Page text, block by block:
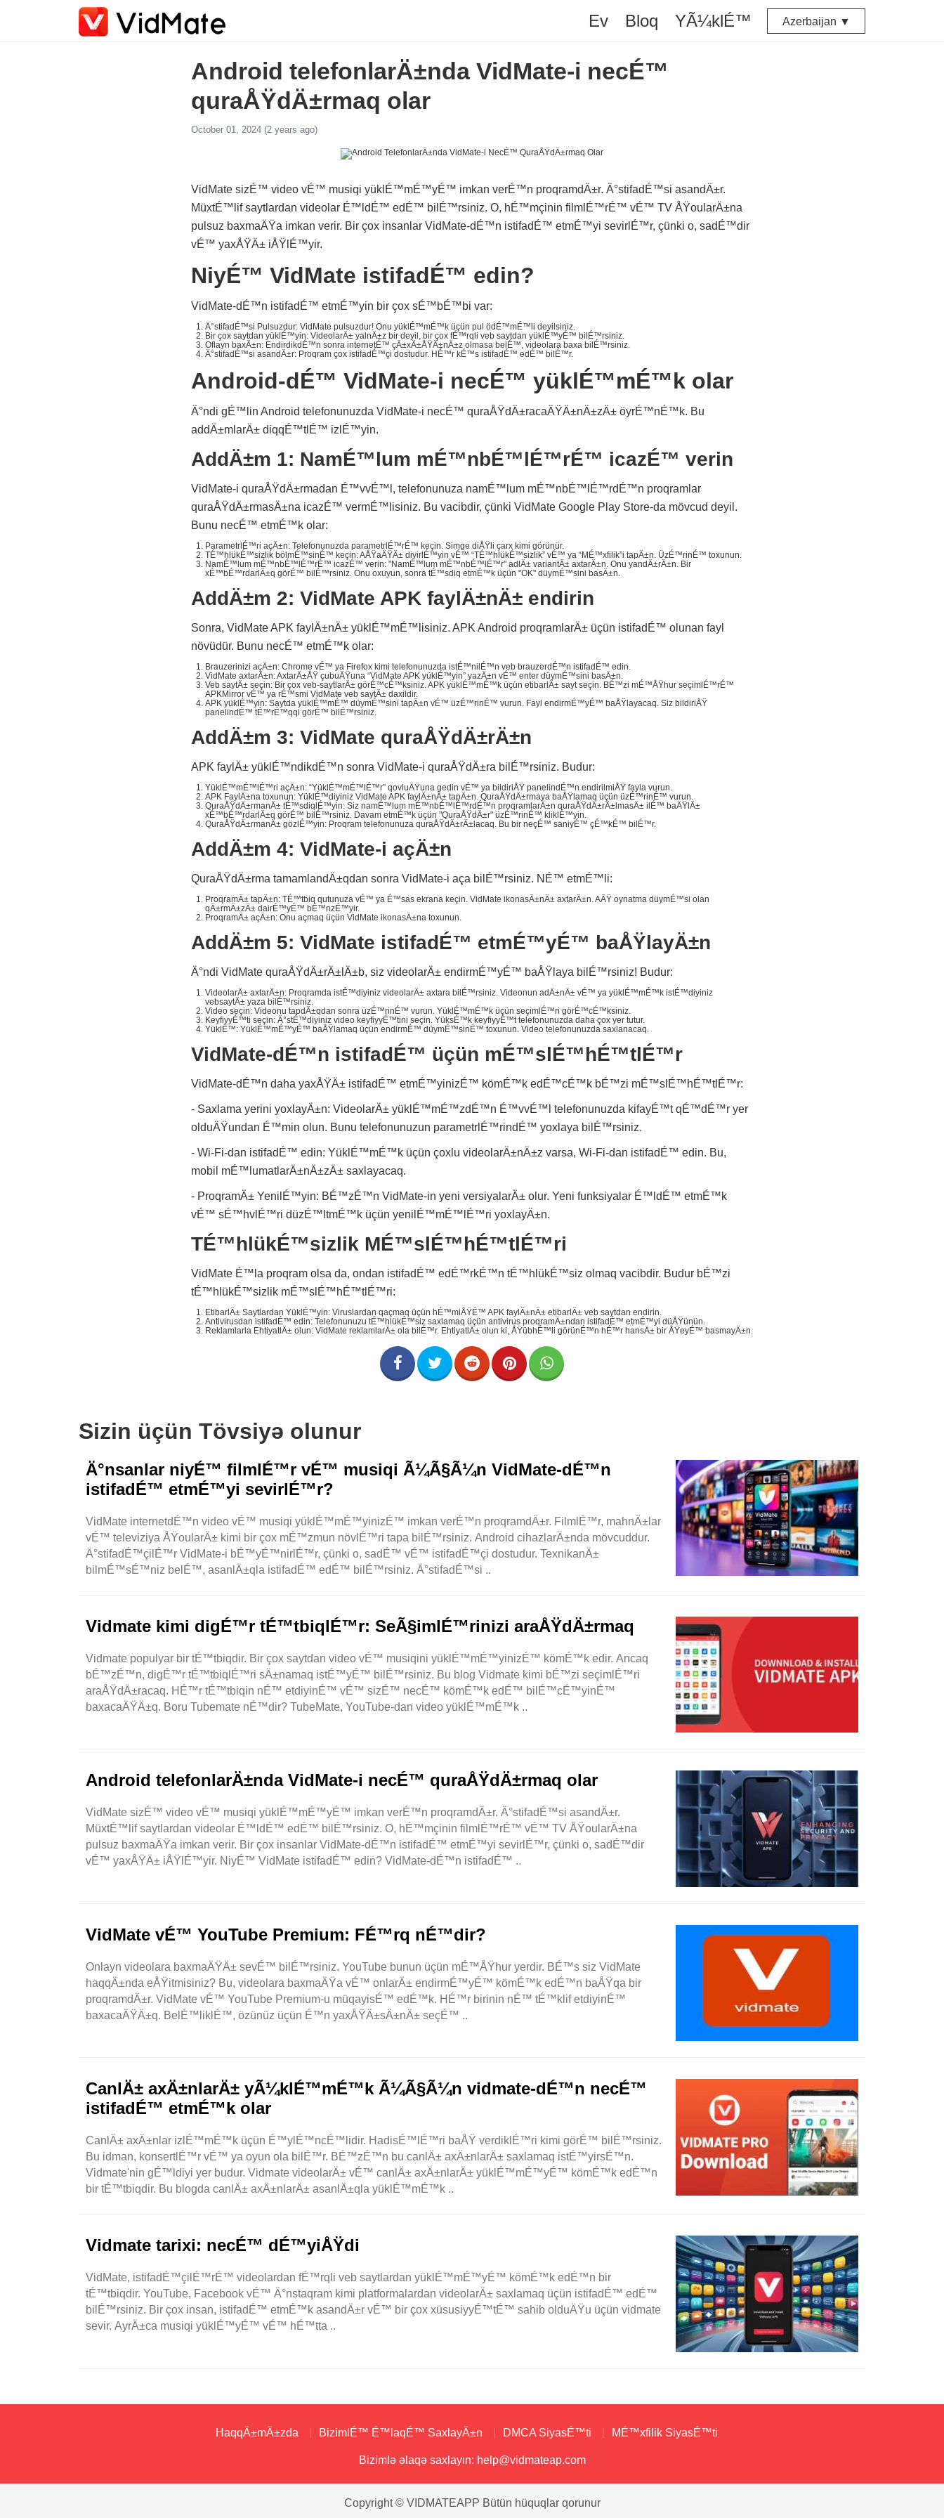
Ev Bloq YÃ¼klÉ™ Azerbaijan ▼
Android telefonlarÄ±nda VidMate-i necÉ™
quraÅŸdÄ±rmaq olar
October 01, 2024 (2 years ago)
VidMate sizÉ™ video vÉ™ musiqi yüklÉ™mÉ™yÉ™ imkan verÉ™n proqramdÄ±r. Ä°stifadÉ™si asandÄ±r.
MüxtÉ™lif saytlardan videolar É™ldÉ™ edÉ™ bilÉ™rsiniz. O, hÉ™mçinin filmlÉ™rÉ™ vÉ™ TV ÅŸoularÄ±na
pulsuz baxmaÄŸa imkan verir. Bir çox insanlar VidMate-dÉ™n istifadÉ™ etmÉ™yi sevirlÉ™r, çünki o, sadÉ™dir
vÉ™ yaxÅŸÄ± iÅŸlÉ™yir.
NiyÉ™ VidMate istifadÉ™ edin?
VidMate-dÉ™n istifadÉ™ etmÉ™yin bir çox sÉ™bÉ™bi var:
Ä°stifadÉ™si Pulsuzdur: VidMate pulsuzdur! Onu yüklÉ™mÉ™k üçün pul ödÉ™mÉ™li deyilsiniz.
Bir çox saytdan yüklÉ™yin: VideolarÄ± yalnÄ±z bir deyil, bir çox fÉ™rqli veb saytdan yüklÉ™yÉ™ bilÉ™rsiniz.
Oflayn baxÄ±n: EndirdikdÉ™n sonra internetÉ™ çÄ±xÄ±ÅŸÄ±nÄ±z olmasa belÉ™, videolara baxa bilÉ™rsiniz.
Ä°stifadÉ™si asandÄ±r: Proqram çox istifadÉ™çi dostudur. HÉ™r kÉ™s istifadÉ™ edÉ™ bilÉ™r.
Android-dÉ™ VidMate-i necÉ™ yüklÉ™mÉ™k olar
Ä°ndi gÉ™lin Android telefonunuzda VidMate-i necÉ™ quraÅŸdÄ±racaÄŸÄ±nÄ±zÄ± öyrÉ™nÉ™k. Bu
addÄ±mlarÄ± diqqÉ™tlÉ™ izlÉ™yin.
AddÄ±m 1: NamÉ™lum mÉ™nbÉ™lÉ™rÉ™ icazÉ™ verin
VidMate-i quraÅŸdÄ±rmadan É™vvÉ™l, telefonunuza namÉ™lum mÉ™nbÉ™lÉ™rdÉ™n proqramlar
quraÅŸdÄ±rmasÄ±na icazÉ™ vermÉ™lisiniz. Bu vacibdir, çünki VidMate Google Play Store-da mövcud deyil.
Bunu necÉ™ etmÉ™k olar:
ParametrlÉ™ri açÄ±n: Telefonunuzda parametrlÉ™rÉ™ keçin. Simge diÅŸli çarx kimi görünür.
TÉ™hlükÉ™sizlik bölmÉ™sinÉ™ keçin: AÅŸaÄŸÄ± diyirlÉ™yin vÉ™ “TÉ™hlükÉ™sizlik” vÉ™ ya “MÉ™xfilik”i tapÄ±n. ÜzÉ™rinÉ™ toxunun.
NamÉ™lum mÉ™nbÉ™lÉ™rÉ™ icazÉ™ verin: "NamÉ™lum mÉ™nbÉ™lÉ™r" adlÄ± variantÄ± axtarÄ±n. Onu yandÄ±rÄ±n. Bir
xÉ™bÉ™rdarlÄ±q görÉ™ bilÉ™rsiniz. Onu oxuyun, sonra tÉ™sdiq etmÉ™k üçün "OK" düymÉ™sini basÄ±n.
AddÄ±m 2: VidMate APK faylÄ±nÄ± endirin
Sonra, VidMate APK faylÄ±nÄ± yüklÉ™mÉ™lisiniz. APK Android proqramlarÄ± üçün istifadÉ™ olunan fayl
növüdür. Bunu necÉ™ etmÉ™k olar:
Brauzerinizi açÄ±n: Chrome vÉ™ ya Firefox kimi telefonunuzda istÉ™nilÉ™n veb brauzerdÉ™n istifadÉ™ edin.
VidMate axtarÄ±n: AxtarÄ±ÅŸ çubuÄŸuna “VidMate APK yüklÉ™yin” yazÄ±n vÉ™ enter düymÉ™sini basÄ±n.
Veb saytÄ± seçin: Bir çox veb-saytlarÄ± görÉ™cÉ™ksiniz. APK yüklÉ™mÉ™k üçün etibarlÄ± sayt seçin. BÉ™zi mÉ™ÅŸhur seçimlÉ™rÉ™
APKMirror vÉ™ ya rÉ™smi VidMate veb saytÄ± daxildir.
APK yüklÉ™yin: Saytda yüklÉ™mÉ™ düymÉ™sini tapÄ±n vÉ™ üzÉ™rinÉ™ vurun. Fayl endirmÉ™yÉ™ baÅŸlayacaq. Siz bildiriÅŸ
panelindÉ™ tÉ™rÉ™qqi görÉ™ bilÉ™rsiniz.
AddÄ±m 3: VidMate quraÅŸdÄ±rÄ±n
APK faylÄ± yüklÉ™ndikdÉ™n sonra VidMate-i quraÅŸdÄ±ra bilÉ™rsiniz. Budur:
YüklÉ™mÉ™lÉ™ri açÄ±n: “YüklÉ™mÉ™lÉ™r” qovluÄŸuna gedin vÉ™ ya bildiriÅŸ panelindÉ™n endirilmiÅŸ fayla vurun.
APK FaylÄ±na toxunun: YüklÉ™diyiniz VidMate APK faylÄ±nÄ± tapÄ±n. QuraÅŸdÄ±rmaya baÅŸlamaq üçün üzÉ™rinÉ™ vurun.
QuraÅŸdÄ±rmanÄ± tÉ™sdiqlÉ™yin: Siz namÉ™lum mÉ™nbÉ™lÉ™rdÉ™n proqramlarÄ±n quraÅŸdÄ±rÄ±lmasÄ± ilÉ™ baÄŸlÄ±
xÉ™bÉ™rdarlÄ±q görÉ™ bilÉ™rsiniz. Davam etmÉ™k üçün "QuraÅŸdÄ±r" üzÉ™rinÉ™ kliklÉ™yin.
QuraÅŸdÄ±rmanÄ± gözlÉ™yin: Proqram telefonunuza quraÅŸdÄ±rÄ±lacaq. Bu bir neçÉ™ saniyÉ™ çÉ™kÉ™ bilÉ™r.
AddÄ±m 4: VidMate-i açÄ±n
QuraÅŸdÄ±rma tamamlandÄ±qdan sonra VidMate-i aça bilÉ™rsiniz. NÉ™ etmÉ™li:
ProqramÄ± tapÄ±n: TÉ™tbiq qutunuza vÉ™ ya É™sas ekrana keçin. VidMate ikonasÄ±nÄ± axtarÄ±n. AÄŸ oynatma düymÉ™si olan
qÄ±rmÄ±zÄ± dairÉ™yÉ™ bÉ™nzÉ™yir.
ProqramÄ± açÄ±n: Onu açmaq üçün VidMate ikonasÄ±na toxunun.
AddÄ±m 5: VidMate istifadÉ™ etmÉ™yÉ™ baÅŸlayÄ±n
Ä°ndi VidMate quraÅŸdÄ±rÄ±lÄ±b, siz videolarÄ± endirmÉ™yÉ™ baÅŸlaya bilÉ™rsiniz! Budur:
VideolarÄ± axtarÄ±n: Proqramda istÉ™diyiniz videolarÄ± axtara bilÉ™rsiniz. Videonun adÄ±nÄ± vÉ™ ya yüklÉ™mÉ™k istÉ™diyiniz
vebsaytÄ± yaza bilÉ™rsiniz.
Video seçin: Videonu tapdÄ±qdan sonra üzÉ™rinÉ™ vurun. YüklÉ™mÉ™k üçün seçimlÉ™ri görÉ™cÉ™ksiniz.
KeyfiyyÉ™ti seçin: Ä°stÉ™diyiniz video keyfiyyÉ™tini seçin. YüksÉ™k keyfiyyÉ™t telefonunuzda daha çox yer tutur.
YüklÉ™: YüklÉ™mÉ™yÉ™ baÅŸlamaq üçün endirmÉ™ düymÉ™sinÉ™ toxunun. Video telefonunuzda saxlanacaq.
VidMate-dÉ™n istifadÉ™ üçün mÉ™slÉ™hÉ™tlÉ™r
VidMate-dÉ™n daha yaxÅŸÄ± istifadÉ™ etmÉ™yinizÉ™ kömÉ™k edÉ™cÉ™k bÉ™zi mÉ™slÉ™hÉ™tlÉ™r:
- Saxlama yerini yoxlayÄ±n: VideolarÄ± yüklÉ™mÉ™zdÉ™n É™vvÉ™l telefonunuzda kifayÉ™t qÉ™dÉ™r yer
olduÄŸundan É™min olun. Bunu telefonunuzun parametrlÉ™rindÉ™ yoxlaya bilÉ™rsiniz.
- Wi-Fi-dan istifadÉ™ edin: YüklÉ™mÉ™k üçün çoxlu videolarÄ±nÄ±z varsa, Wi-Fi-dan istifadÉ™ edin. Bu,
mobil mÉ™lumatlarÄ±nÄ±zÄ± saxlayacaq.
- ProqramÄ± YenilÉ™yin: BÉ™zÉ™n VidMate-in yeni versiyalarÄ± olur. Yeni funksiyalar É™ldÉ™ etmÉ™k
vÉ™ sÉ™hvlÉ™ri düzÉ™ltmÉ™k üçün yenilÉ™mÉ™lÉ™ri yoxlayÄ±n.
TÉ™hlükÉ™sizlik MÉ™slÉ™hÉ™tlÉ™ri
VidMate É™la proqram olsa da, ondan istifadÉ™ edÉ™rkÉ™n tÉ™hlükÉ™siz olmaq vacibdir. Budur bÉ™zi
tÉ™hlükÉ™sizlik mÉ™slÉ™hÉ™tlÉ™ri:
EtibarlÄ± Saytlardan YüklÉ™yin: Viruslardan qaçmaq üçün hÉ™miÅŸÉ™ APK faylÄ±nÄ± etibarlÄ± veb saytdan endirin.
Antivirusdan istifadÉ™ edin: Telefonunuzu tÉ™hlükÉ™siz saxlamaq üçün antivirus proqramÄ±ndan istifadÉ™ etmÉ™yi düÅŸünün.
Reklamlarla EhtiyatlÄ± olun: VidMate reklamlarÄ± ola bilÉ™r. EhtiyatlÄ± olun ki, ÅŸübhÉ™li görünÉ™n hÉ™r hansÄ± bir ÅŸeyÉ™ basmayÄ±n.
Sizin üçün Tövsiyə olunur
Ä°nsanlar niyÉ™ filmlÉ™r vÉ™ musiqi Ã¼Ã§Ã¼n VidMate-dÉ™n
istifadÉ™ etmÉ™yi sevirlÉ™r?
VidMate internetdÉ™n video vÉ™ musiqi yüklÉ™mÉ™yinizÉ™ imkan verÉ™n proqramdÄ±r. FilmlÉ™r, mahnÄ±lar
vÉ™ televiziya ÅŸoularÄ± kimi bir çox mÉ™zmun növlÉ™ri tapa bilÉ™rsiniz. Android cihazlarÄ±nda mövcuddur.
Ä°stifadÉ™çilÉ™r VidMate-i bÉ™yÉ™nirlÉ™r, çünki o, sadÉ™ vÉ™ istifadÉ™çi dostudur. TexnikanÄ±
bilmÉ™sÉ™niz belÉ™, asanlÄ±qla istifadÉ™ edÉ™ bilÉ™rsiniz. Ä°stifadÉ™si ..
Vidmate kimi digÉ™r tÉ™tbiqlÉ™r: SeÃ§imlÉ™rinizi araÅŸdÄ±rmaq
Vidmate populyar bir tÉ™tbiqdir. Bir çox saytdan video vÉ™ musiqini yüklÉ™mÉ™yinizÉ™ kömÉ™k edir. Ancaq
bÉ™zÉ™n, digÉ™r tÉ™tbiqlÉ™ri sÄ±namaq istÉ™yÉ™ bilÉ™rsiniz. Bu blog Vidmate kimi bÉ™zi seçimlÉ™ri
araÅŸdÄ±racaq. HÉ™r tÉ™tbiqin nÉ™ etdiyinÉ™ vÉ™ sizÉ™ necÉ™ kömÉ™k edÉ™ bilÉ™cÉ™yinÉ™
baxacaÄŸÄ±q. Boru Tubemate nÉ™dir? TubeMate, YouTube-dan video yüklÉ™mÉ™k ..
Android telefonlarÄ±nda VidMate-i necÉ™ quraÅŸdÄ±rmaq olar
VidMate sizÉ™ video vÉ™ musiqi yüklÉ™mÉ™yÉ™ imkan verÉ™n proqramdÄ±r. Ä°stifadÉ™si asandÄ±r.
MüxtÉ™lif saytlardan videolar É™ldÉ™ edÉ™ bilÉ™rsiniz. O, hÉ™mçinin filmlÉ™rÉ™ vÉ™ TV ÅŸoularÄ±na
pulsuz baxmaÄŸa imkan verir. Bir çox insanlar VidMate-dÉ™n istifadÉ™ etmÉ™yi sevirlÉ™r, çünki o, sadÉ™dir
vÉ™ yaxÅŸÄ± iÅŸlÉ™yir. NiyÉ™ VidMate istifadÉ™ edin? VidMate-dÉ™n istifadÉ™ ..
VidMate vÉ™ YouTube Premium: FÉ™rq nÉ™dir?
Onlayn videolara baxmaÄŸÄ± sevÉ™ bilÉ™rsiniz. YouTube bunun üçün mÉ™ÅŸhur yerdir. BÉ™s siz VidMate
haqqÄ±nda eÅŸitmisiniz? Bu, videolara baxmaÄŸa vÉ™ onlarÄ± endirmÉ™yÉ™ kömÉ™k edÉ™n baÅŸqa bir
proqramdÄ±r. VidMate vÉ™ YouTube Premium-u müqayisÉ™ edÉ™k. HÉ™r birinin nÉ™ tÉ™klif etdiyinÉ™
baxacaÄŸÄ±q. BelÉ™liklÉ™, özünüz üçün É™n yaxÅŸÄ±sÄ±nÄ± seçÉ™ ..
CanlÄ± axÄ±nlarÄ± yÃ¼klÉ™mÉ™k Ã¼Ã§Ã¼n vidmate-dÉ™n necÉ™
istifadÉ™ etmÉ™k olar
CanlÄ± axÄ±nlar izlÉ™mÉ™k üçün É™ylÉ™ncÉ™lidir. HadisÉ™lÉ™ri baÅŸ verdiklÉ™ri kimi görÉ™ bilÉ™rsiniz.
Bu idman, konsertlÉ™r vÉ™ ya oyun ola bilÉ™r. BÉ™zÉ™n bu canlÄ± axÄ±nlarÄ± saxlamaq istÉ™yirsÉ™n.
Vidmate'nin gÉ™ldiyi yer budur. Vidmate videolarÄ± vÉ™ canlÄ± axÄ±nlarÄ± yüklÉ™mÉ™yÉ™ kömÉ™k edÉ™n
bir tÉ™tbiqdir. Bu blogda canlÄ± axÄ±nlarÄ± asanlÄ±qla yüklÉ™mÉ™k ..
Vidmate tarixi: necÉ™ dÉ™yiÅŸdi
VidMate, istifadÉ™çilÉ™rÉ™ videolardan fÉ™rqli veb saytlardan yüklÉ™mÉ™yÉ™ kömÉ™k edÉ™n bir
tÉ™tbiqdir. YouTube, Facebook vÉ™ Ä°nstaqram kimi platformalardan videolarÄ± saxlamaq üçün istifadÉ™ edÉ™
bilÉ™rsiniz. Bir çox insan, istifadÉ™ etmÉ™k asandÄ±r vÉ™ bir çox xüsusiyyÉ™tÉ™ sahib olduÄŸu üçün vidmate
sevir. AyrÄ±ca musiqi yüklÉ™yÉ™ vÉ™ hÉ™tta ..
HaqqÄ±mÄ±zda BizimlÉ™ É™laqÉ™ SaxlayÄ±n DMCA SiyasÉ™ti MÉ™xfilik SiyasÉ™ti
Bizimlə əlaqə saxlayın: help@vidmateap.com
Copyright © VIDMATEAPP Bütün hüquqlar qorunur